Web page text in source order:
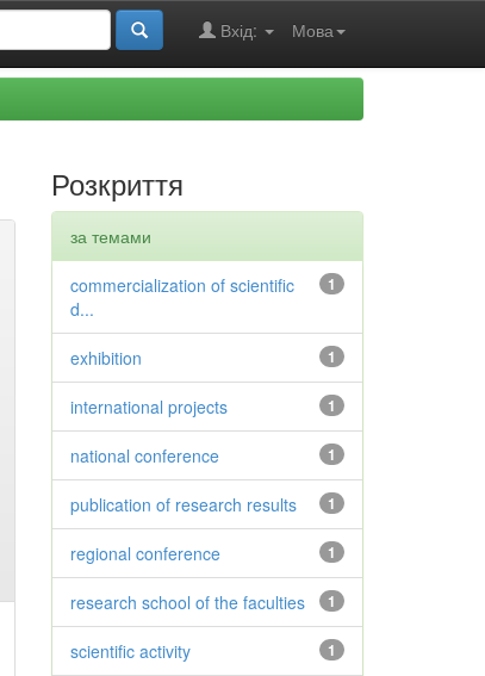
Мова
Вхід:
Розкриття
за темами
1
commercialization of scientific
d...
1
exhibition
1
international projects
1
national conference
1
publication of research results
1
regional conference
1
research school of the faculties
1
scientific activity